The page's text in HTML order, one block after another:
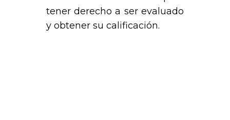
tener derecho a ser evaluado
y obtener su calificación.